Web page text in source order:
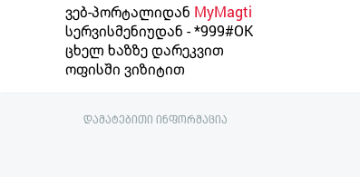
ვებ-პორტალიდან MyMagti
სერვისმენიუდან -*999#OK
ცხელ ხაზზე დარეკვით
ოფისში ვიზიტით
დამატებითი ინფორმაცია